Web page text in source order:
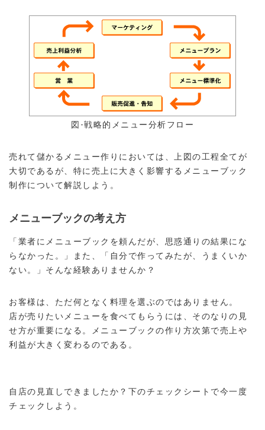
図-戦略的メニュー分析フロー
売れて儲かるメニュー作りにおいては、上図の工程全てが
大切であるが、特に売上に大きく影響するメニューブック
制作について解説しよう。
メニューブックの考え方
「業者にメニューブックを頼んだが、思惑通りの結果にな
らなかった。」また、「自分で作ってみたが、うまくいか
ない。」そんな経験ありませんか？
お客様は、ただ何となく料理を選ぶのではありません。
店が売りたいメニューを食べてもらうには、そのなりの見
せ方が重要になる。メニューブックの作り方次第で売上や
利益が大きく変わるのである。
自店の見直しできましたか？下のチェックシートで今一度
チェックしよう。